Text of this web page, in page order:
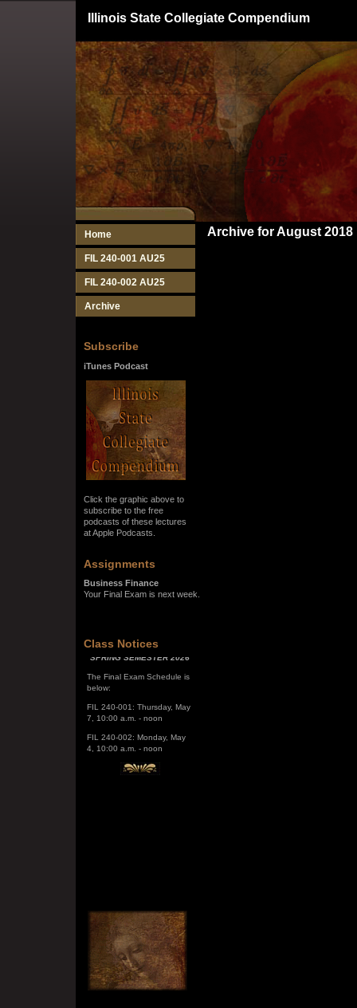
Illinois State Collegiate Compendium
Home
FIL 240-001 AU25
FIL 240-002 AU25
Archive
Subscribe
iTunes Podcast
Click the graphic above to
subscribe to the free
podcasts of these lectures
at Apple Podcasts.
Assignments
Business Finance
Your Final Exam is next week.
Class Notices
SPRING SEMESTER 2026
The Final Exam Schedule is
FIL 240-001: Thursday, May
FIL 240-002: Monday, May
Archive for August 2018